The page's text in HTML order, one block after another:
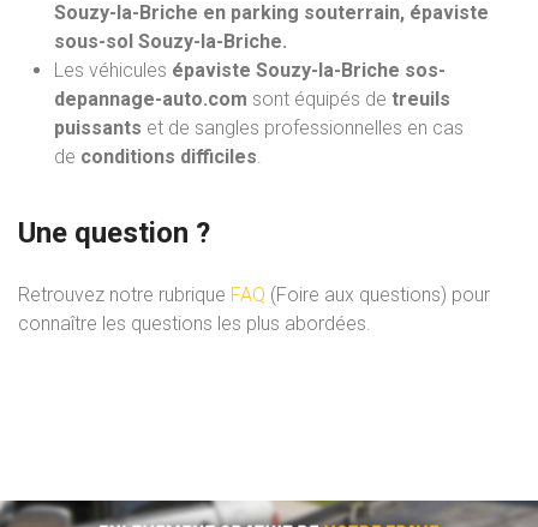
Souzy-la-Briche en parking souterrain, épaviste
sous-sol Souzy-la-Briche.
Les véhicules épaviste Souzy-la-Briche sos-
depannage-auto.com sont équipés de treuils
puissants et de sangles professionnelles en cas
de conditions difficiles.
Une question ?
Retrouvez notre rubrique FAQ (Foire aux questions) pour
connaître les questions les plus abordées.